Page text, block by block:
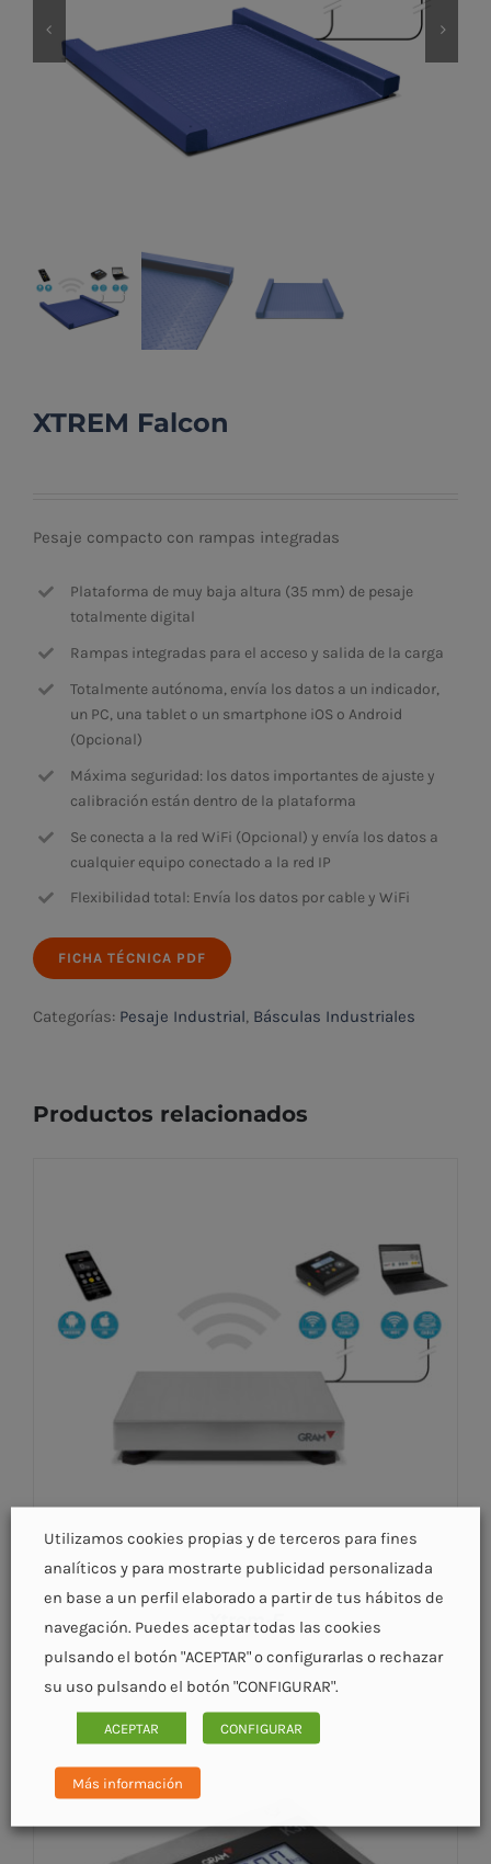
XTREM Falcon
Pesaje compacto con rampas integradas
Plataforma de muy baja altura (35 mm) de pesaje
totalmente digital
Rampas integradas para el acceso y salida de la carga
Totalmente autónoma, envía los datos a un indicador,
un PC, una tablet o un smartphone iOS o Android
(Opcional)
Máxima seguridad: los datos importantes de ajuste y
calibración están dentro de la plataforma
Se conecta a la red WiFi (Opcional) y envía los datos a
cualquier equipo conectado a la red IP
Flexibilidad total: Envía los datos por cable y WiFi
FICHA TÉCNICA PDF
Categorías: Pesaje Industrial, Básculas Industriales
Productos relacionados
Xtrem-F
Utilizamos cookies propias y de terceros para fines
analíticos y para mostrarte publicidad personalizada
en base a un perfil elaborado a partir de tus hábitos de
navegación. Puedes aceptar todas las cookies
pulsando el botón "ACEPTAR" o configurarlas o rechazar
su uso pulsando el botón "CONFIGURAR".
ACEPTAR CONFIGURAR
Más información